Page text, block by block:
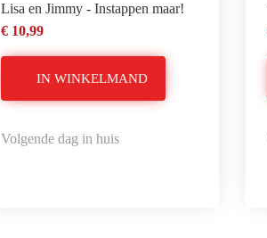
Lisa en Jimmy - Instappen maar!
€ 10,99
IN WINKELMAND
Volgende dag in huis